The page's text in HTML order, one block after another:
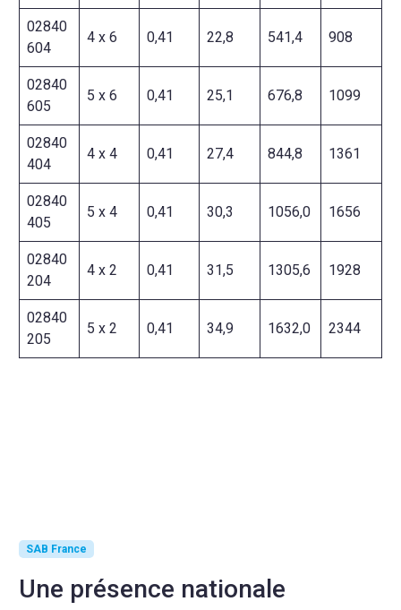
02840
604
4 x 6 0,41 22,8 541,4 908
02840
605
5 x 6 0,41 25,1 676,8 1099
02840
404
4 x 4 0,41 27,4 844,8 1361
02840
405
5 x 4 0,41 30,3 1056,0 1656
02840
204
4 x 2 0,41 31,5 1305,6 1928
02840
205
5 x 2 0,41 34,9 1632,0 2344
SAB France
Une présence nationale